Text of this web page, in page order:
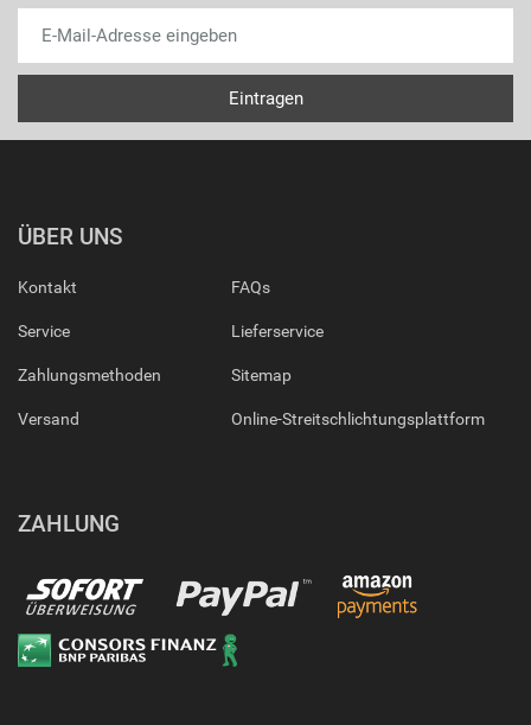
ÜBER UNS
Kontakt
Service
Zahlungsmethoden
Versand
FAQs
Lieferservice
Sitemap
Online-Streitschlichtungsplattform
ZAHLUNG